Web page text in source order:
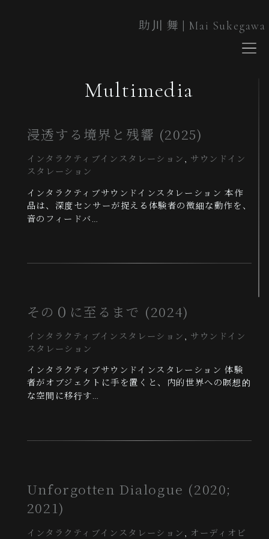
助川 舞 | Mai Sukegawa
Blog
Multimedia
浸透する境界と残響 (2025)
インタラクティブインスタレーション , サウンドイン
スタレーション
インタラクティブサウンドインスタレーション 本作
品は、深度センサーが捉える体験者の微細な動作を、
音のフィードバ…
その０に至るまで (2024)
インタラクティブインスタレーション , サウンドイン
スタレーション
インタラクティブサウンドインスタレーション 体験
者がオブジェクトに手を置くと、内的世界への瞑想的
な空間に移行す…
Unforgotten Dialogue (2020;
2021)
インタラクティブインスタレーション , オーディオビ